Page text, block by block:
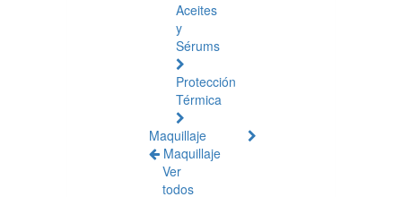
Aceites
y
Sérums
Protección
Térmica
Maquillaje
Maquillaje
Ver
todos